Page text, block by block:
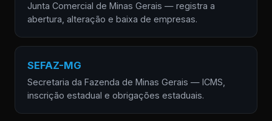
Junta Comercial de Minas Gerais — registra a
abertura, alteração e baixa de empresas.
SEFAZ-MG
Secretaria da Fazenda de Minas Gerais — ICMS,
inscrição estadual e obrigações estaduais.